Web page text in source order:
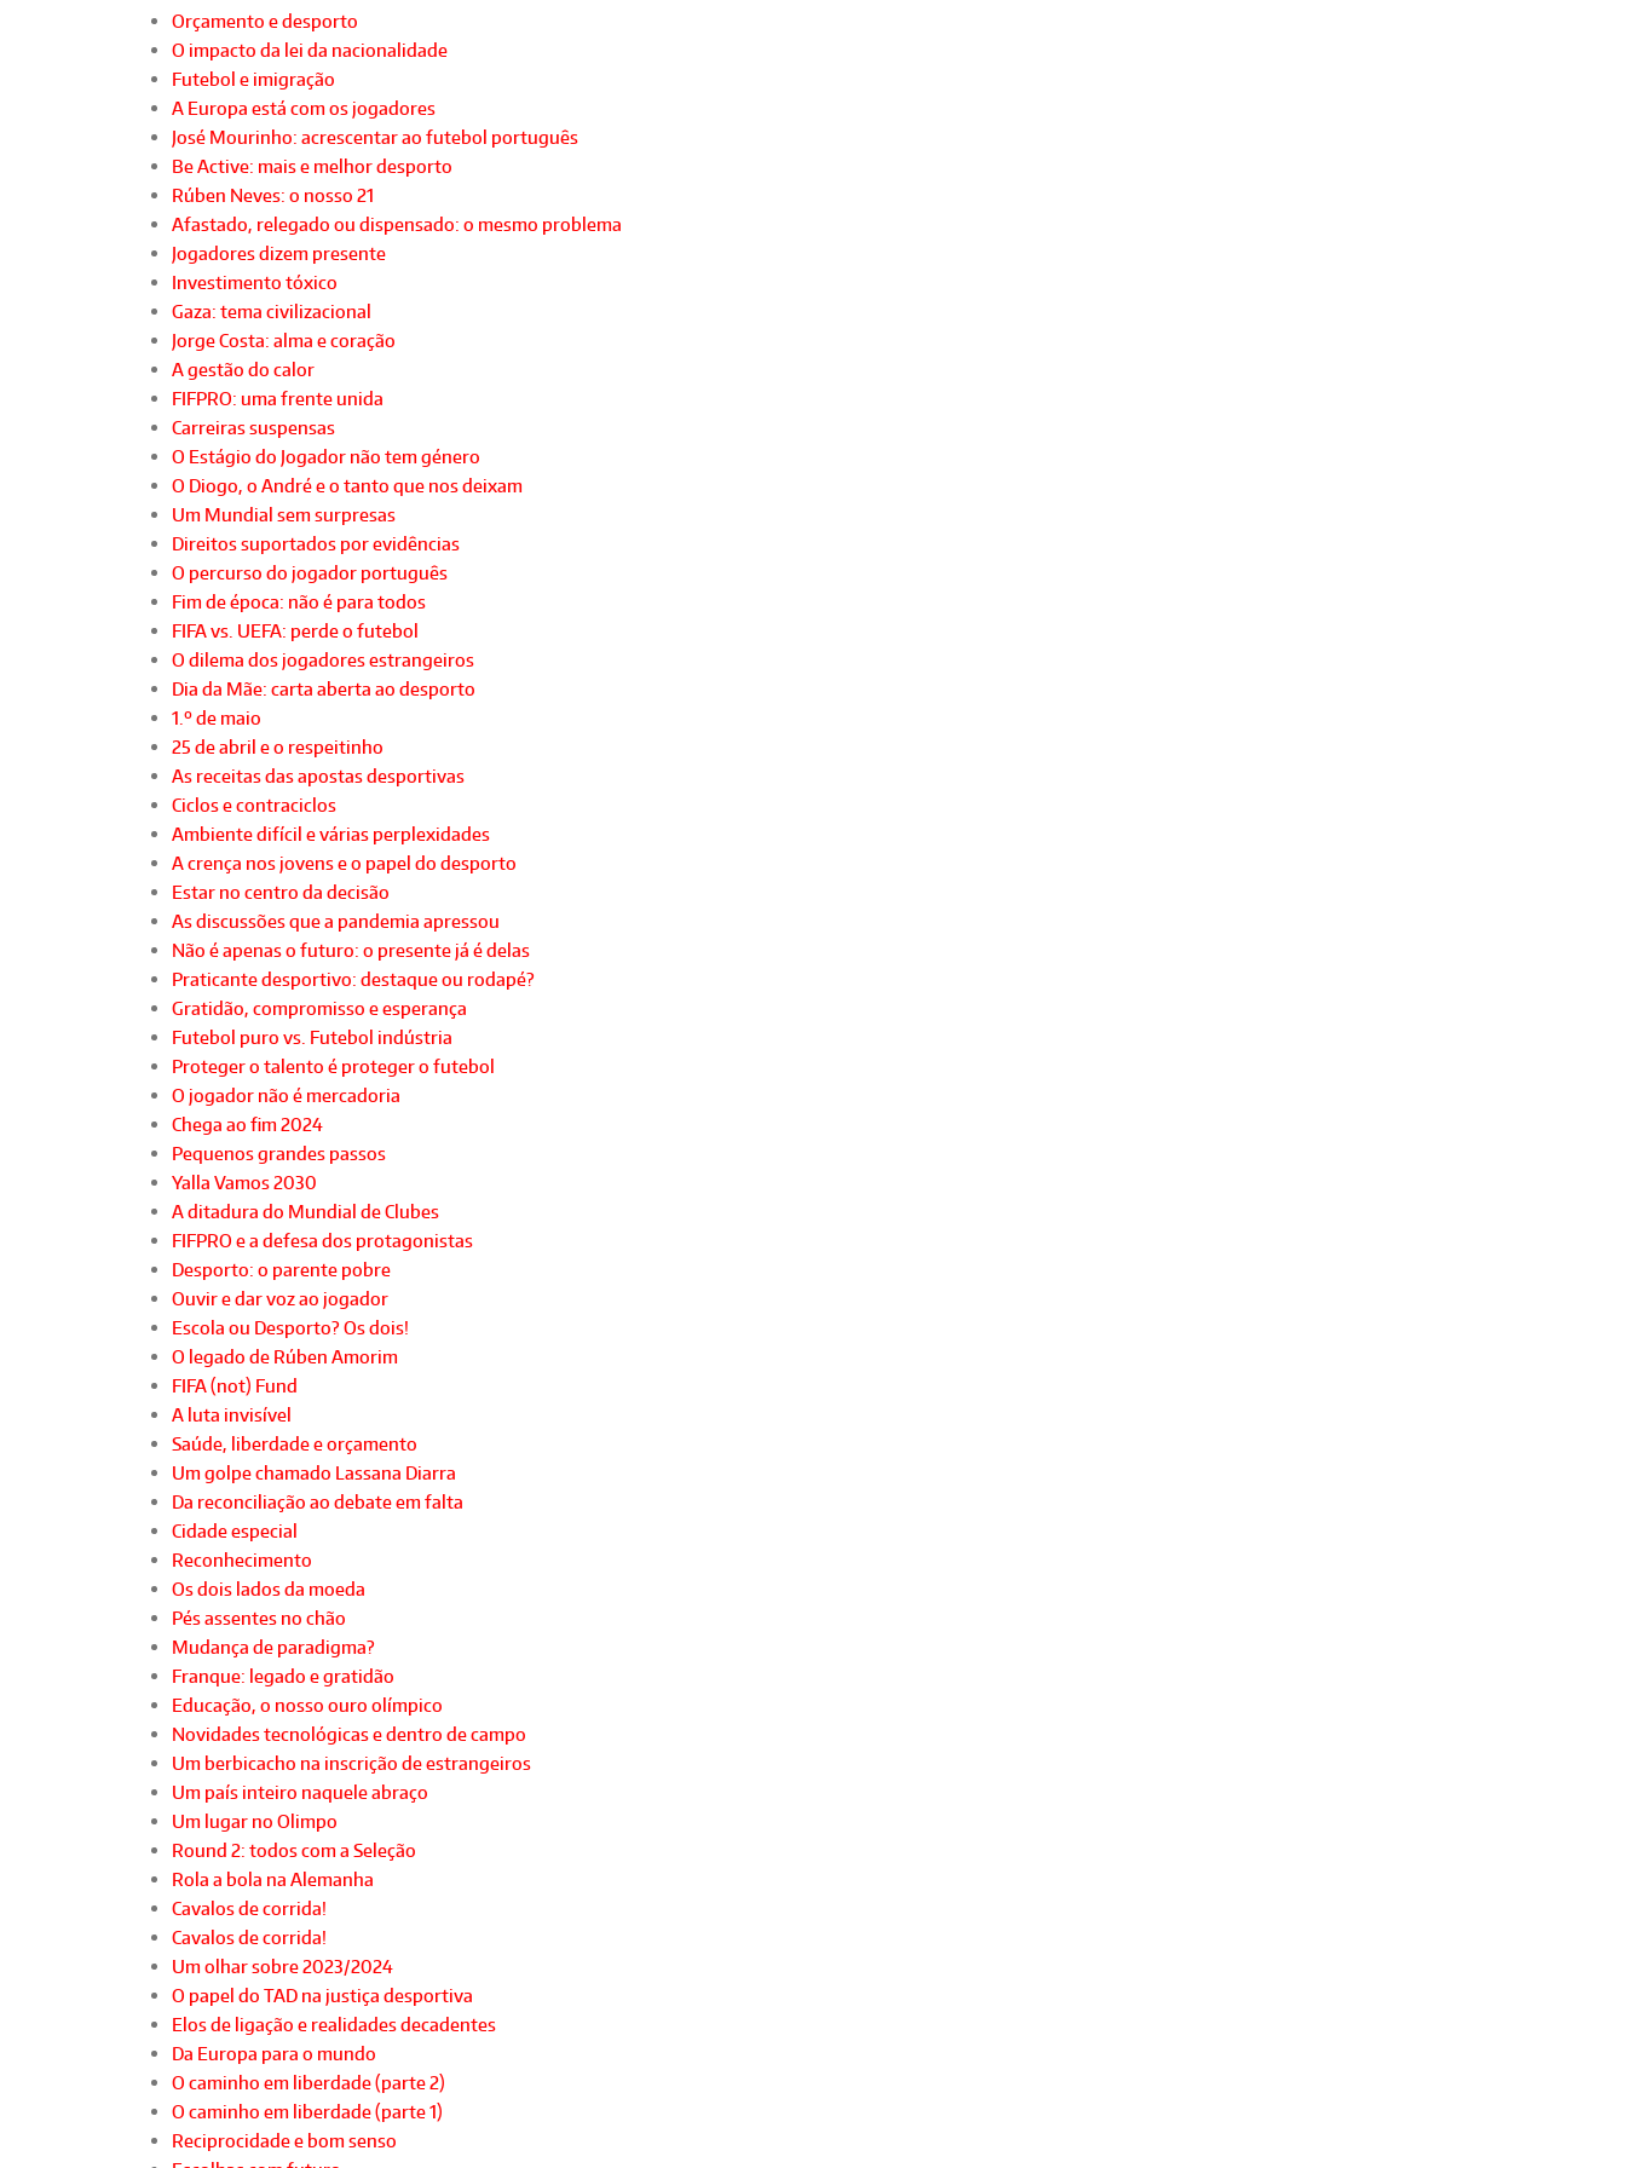
Orçamento e desporto
O impacto da lei da nacionalidade
Futebol e imigração
A Europa está com os jogadores
José Mourinho: acrescentar ao futebol português
Be Active: mais e melhor desporto
Rúben Neves: o nosso 21
Afastado, relegado ou dispensado: o mesmo problema
Jogadores dizem presente
Investimento tóxico
Gaza: tema civilizacional
Jorge Costa: alma e coração
A gestão do calor
FIFPRO: uma frente unida
Carreiras suspensas
O Estágio do Jogador não tem género
O Diogo, o André e o tanto que nos deixam
Um Mundial sem surpresas
Direitos suportados por evidências
O percurso do jogador português
Fim de época: não é para todos
FIFA vs. UEFA: perde o futebol
O dilema dos jogadores estrangeiros
Dia da Mãe: carta aberta ao desporto
1.º de maio
25 de abril e o respeitinho
As receitas das apostas desportivas
Ciclos e contraciclos
Ambiente difícil e várias perplexidades
A crença nos jovens e o papel do desporto
Estar no centro da decisão
As discussões que a pandemia apressou
Não é apenas o futuro: o presente já é delas
Praticante desportivo: destaque ou rodapé?
Gratidão, compromisso e esperança
Futebol puro vs. Futebol indústria
Proteger o talento é proteger o futebol
O jogador não é mercadoria
Chega ao fim 2024
Pequenos grandes passos
Yalla Vamos 2030
A ditadura do Mundial de Clubes
FIFPRO e a defesa dos protagonistas
Desporto: o parente pobre
Ouvir e dar voz ao jogador
Escola ou Desporto? Os dois!
O legado de Rúben Amorim
FIFA (not) Fund
A luta invisível
Saúde, liberdade e orçamento
Um golpe chamado Lassana Diarra
Da reconciliação ao debate em falta
Cidade especial
Reconhecimento
Os dois lados da moeda
Pés assentes no chão
Mudança de paradigma?
Franque: legado e gratidão
Educação, o nosso ouro olímpico
Novidades tecnológicas e dentro de campo
Um berbicacho na inscrição de estrangeiros
Um país inteiro naquele abraço
Um lugar no Olimpo
Round 2: todos com a Seleção
Rola a bola na Alemanha
Cavalos de corrida!
Cavalos de corrida!
Um olhar sobre 2023/2024
O papel do TAD na justiça desportiva
Elos de ligação e realidades decadentes
Da Europa para o mundo
O caminho em liberdade (parte 2)
O caminho em liberdade (parte 1)
Reciprocidade e bom senso